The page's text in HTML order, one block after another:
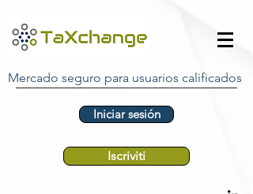
Mercado seguro para usuarios calificados
Iniciar sesión
Iscriviti